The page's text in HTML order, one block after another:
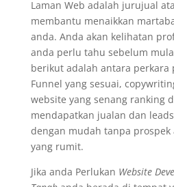
Laman Web adalah jurujual
membantu menaikkan
anda. Anda akan kelihatan
anda perlu tahu sebelum
berikut adalah antara
Funnel yang sesuai,
website yang senang ranking
mendapatkan jualan dan
dengan mudah tanpa
yang rumit.
Jika anda Perlukan Website